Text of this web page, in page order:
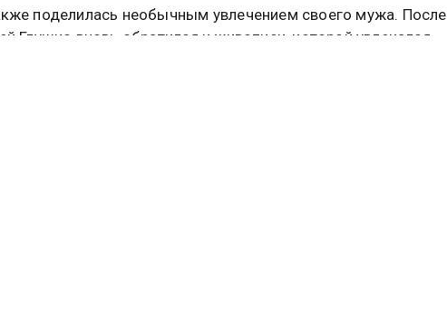
поделилась необычным увлечением своего мужа. После
Глушко вновь обратился к живописи, которой увлекался